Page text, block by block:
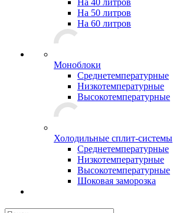
На 40 литров
На 50 литров
На 60 литров
Моноблоки
Среднетемпературные
Низкотемпературные
Высокотемпературные
Холодильные сплит-системы
Среднетемпературные
Низкотемпературные
Высокотемпературные
Шоковая заморозка